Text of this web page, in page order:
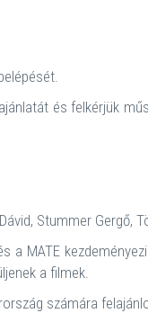
és felkérjük
Stummer Gergő,
MATE
a filmek.
számára